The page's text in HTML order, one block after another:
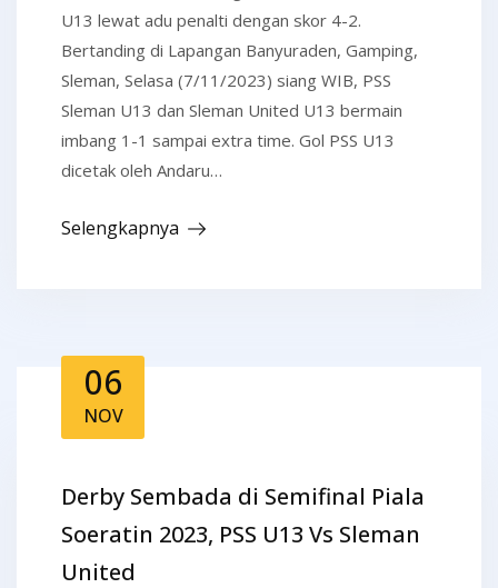
U13 lewat adu penalti dengan skor 4-2.
Bertanding di Lapangan Banyuraden, Gamping,
Sleman, Selasa (7/11/2023) siang WIB, PSS
Sleman U13 dan Sleman United U13 bermain
imbang 1-1 sampai extra time. Gol PSS U13
dicetak oleh Andaru…
Selengkapnya
06
NOV
Derby Sembada di Semifinal Piala
Soeratin 2023, PSS U13 Vs Sleman
United